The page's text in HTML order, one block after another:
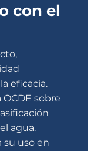
con el
eficacia.
sobre
agua.
su uso en